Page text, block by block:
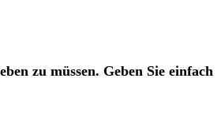
zu müssen. Geben Sie einfach